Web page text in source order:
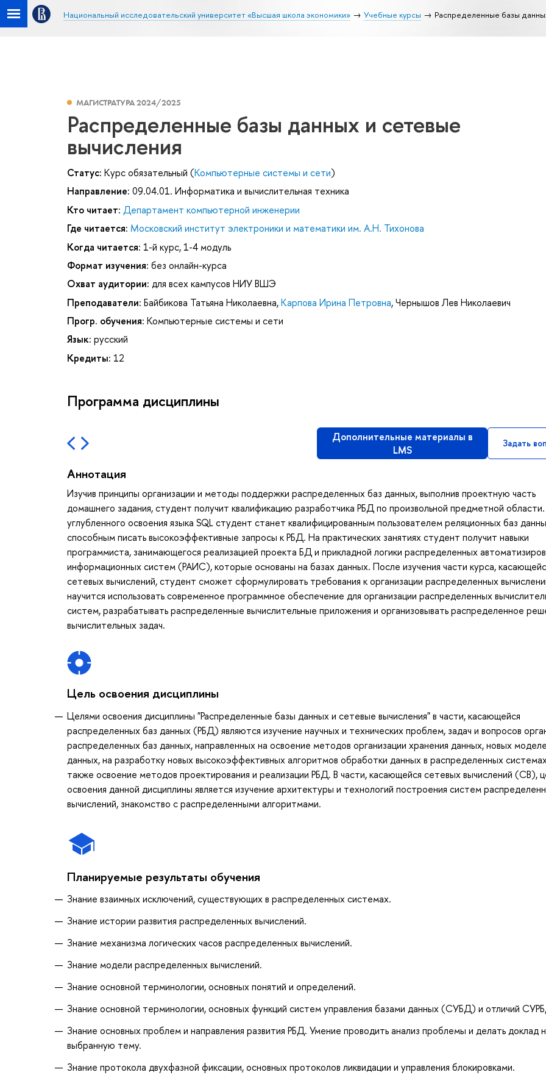
Национальный исследовательский университет «Высшая школа экономики» Учебные курсы Распределенные базы
МАГИСТРАТУРА 2024/2025
Распределенные базы данных и сетевые
вычисления
Статус: Курс обязательный (Компьютерные системы и сети)
Направление: 09.04.01. Информатика и вычислительная техника
Кто читает: Департамент компьютерной инженерии
Где читается: Московский институт электроники и математики им. А.Н. Тихонова
Когда читается: 1-й курс, 1-4 модуль
Формат изучения: без онлайн-курса
Охват аудитории: для всех кампусов НИУ ВШЭ
Преподаватели: Байбикова Татьяна Николаевна,Карпова Ирина Петровна,Чернышов Лев Николаевич
Прогр. обучения: Компьютерные системы и сети
Язык: русский
Кредиты: 12
Программа дисциплины
Дополнительные материалы в
LMS
Задать
Аннотация
Изучив принципы организации и методы поддержки распределенных баз данных, выполнив проектную часть
домашнего задания, студент получит квалификацию разработчика РБД по произвольной предметной
углубленного освоения языка SQL студент станет квалифицированным пользователем реляционных баз
способным писать высокоэффективные запросы к РБД. На практических занятиях студент получит навыки
программиста, занимающегося реализацией проекта БД и прикладной логики распределенных
информационных систем (РАИС), которые основаны на базах данных. После изучения части курса,
сетевых вычислений, студент сможет сформулировать требования к организации распределенных
научится использовать современное программное обеспечение для организации распределенных
систем, разрабатывать распределенные вычислительные приложения и организовывать распределенное
вычислительных задач.
Цель освоения дисциплины
Целями освоения дисциплины "Распределенные базы данных и сетевые вычисления" в части, касающейся
распределенных баз данных (РБД) являются изучение научных и технических проблем, задач и вопросов
распределенных баз данных, направленных на освоение методов организации хранения данных, новых
данных, на разработку новых высокоэффективных алгоритмов обработки данных в распределенных
также освоение методов проектирования и реализации РБД. В части, касающейся сетевых вычислений (СВ),
освоения данной дисциплины является изучение архитектуры и технологий построения систем
вычислений, знакомство с распределенными алгоритмами.
Планируемые результаты обучения
Знание взаимных исключений, существующих в распределенных системах.
Знание истории развития распределенных вычислений.
Знание механизма логических часов распределенных вычислений.
Знание модели распределенных вычислений.
Знание основной терминологии, основных понятий и определений.
Знание основной терминологии, основных функций систем управления базами данных (СУБД) и отличий
Знание основных проблем и направления развития РБД. Умение проводить анализ проблемы и делать доклад
выбранную тему.
Знание протокола двухфазной фиксации, основных протоколов ликвидации и управления блокировками.